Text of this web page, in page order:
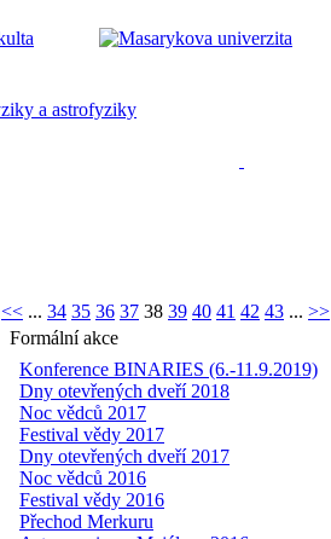
<< ... 34 35 36 37 38 39 40 41 42 43 ... >>
Formální akce
Konference BINARIES (6.-11.9.2019)
Dny otevřených dveří 2018
Noc vědců 2017
Festival vědy 2017
Dny otevřených dveří 2017
Noc vědců 2016
Festival vědy 2016
Přechod Merkuru